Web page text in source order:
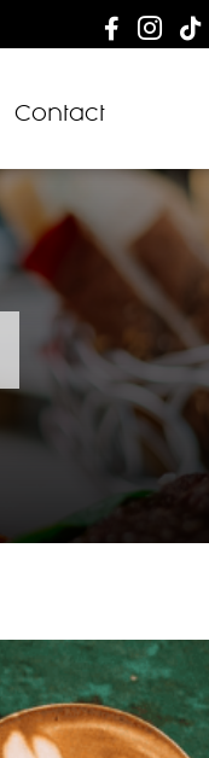
  
Contact